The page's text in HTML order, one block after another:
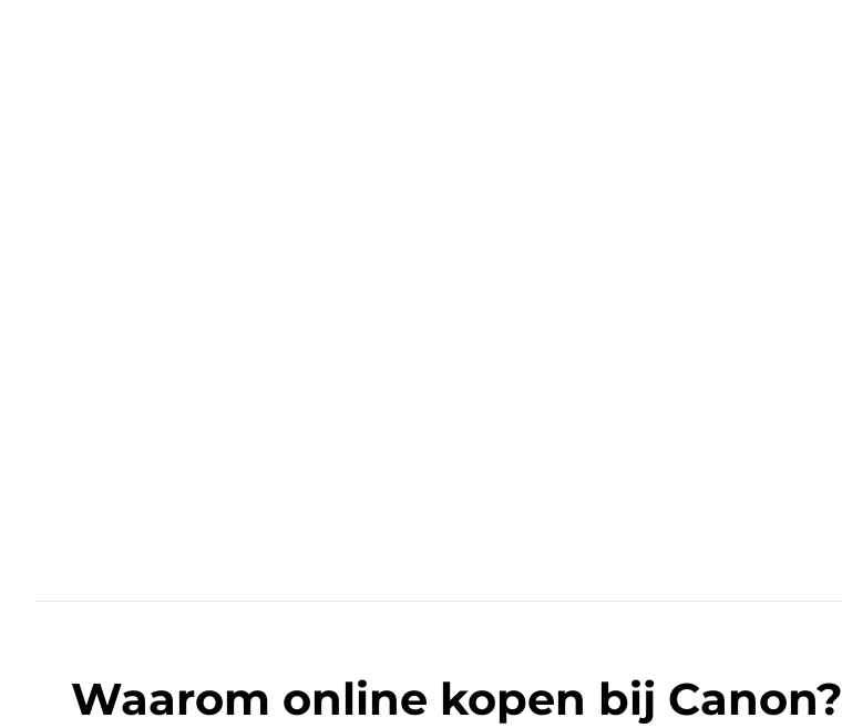
Waarom online kopen bij Canon?